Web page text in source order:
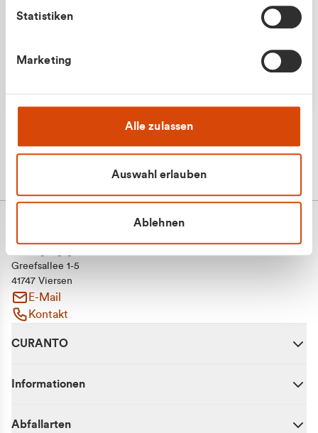
Statistiken
Marketing
Alle zulassen
Auswahl erlauben
Ablehnen
Greefsallee 1-5
41747 Viersen
E-Mail
Kontakt
CURANTO
Informationen
Abfallarten